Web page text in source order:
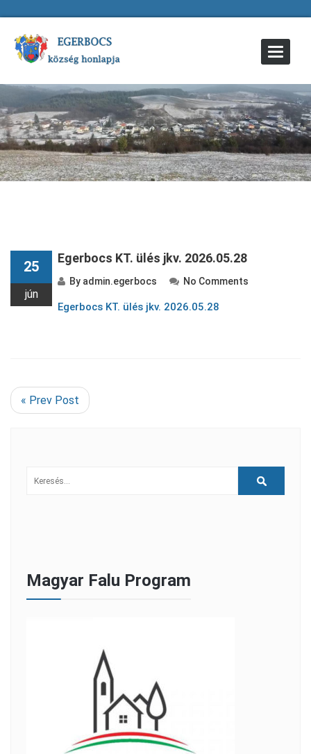
Toggle
25
jún
Egerbocs KT. ülés jkv. 2026.05.28
By admin.egerbocs No Comments
Egerbocs KT. ülés jkv. 2026.05.28
« Prev Post
Magyar Falu Program